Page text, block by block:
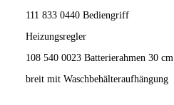
111 833 0440 Bediengriff
Heizungsregler
108 540 0023 Batterierahmen 30 cm
breit mit Waschbehälteraufhängung